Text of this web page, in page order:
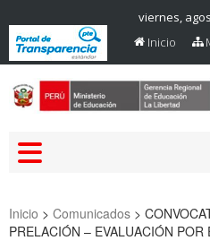
viernes,
Inicio
Inicio > Comunicados >
PRELACIÓN – EVALUACIÓN